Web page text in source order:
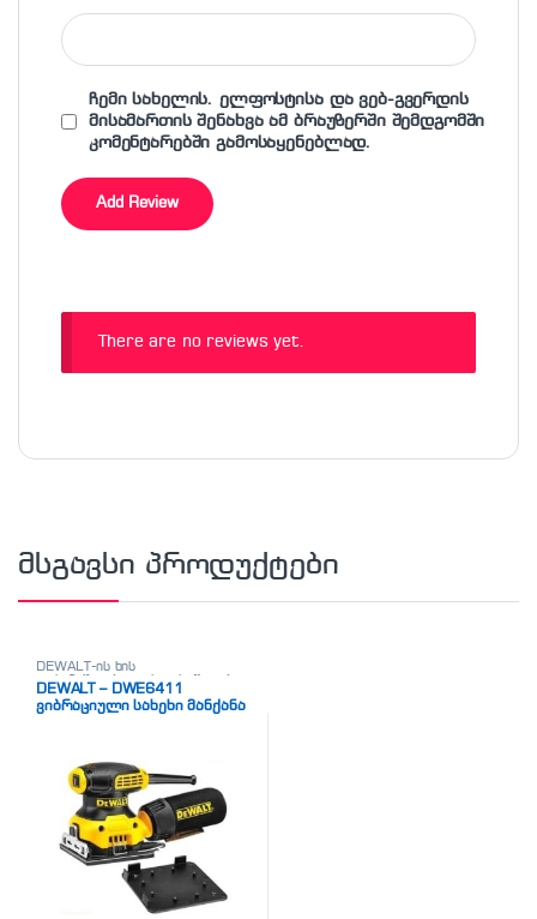
ჩემი სახელის. ელფოსტისა და ვებ-გვერდის
მისამართის შენახვა ამ ბრაუზერში შემდგომში
კომენტარებში გამოსაყენებლად.
There are no reviews yet.
მსგავსი პროდუქტები
DEWALT-ის ხის
დასამუშავებელი ხელსაწყოები
DEWALT – DWE6411
ვიბრაციული სახეხი მანქანა